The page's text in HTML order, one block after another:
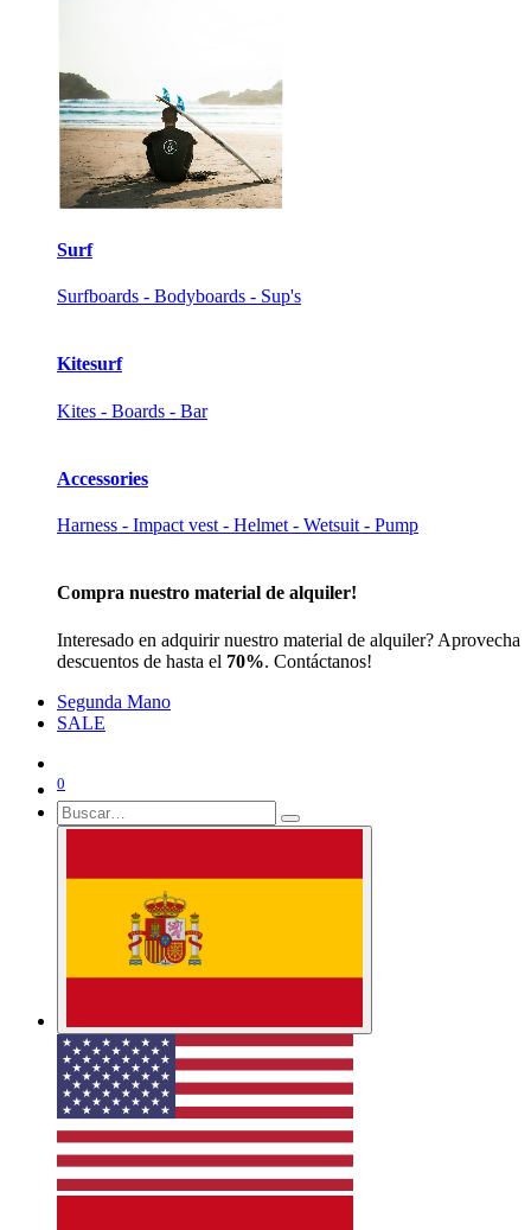
Surf
Surfboards - Bodyboards - Sup's
Kitesurf
Kites - Boards - Bar
Accessories
Harness - Impact vest - Helmet - Wetsuit - Pump
Compra nuestro material de alquiler!
Interesado en adquirir nuestro material de alquiler? Aprovecha
descuentos de hasta el 70%. Contáctanos!
Segunda Mano
SALE
0